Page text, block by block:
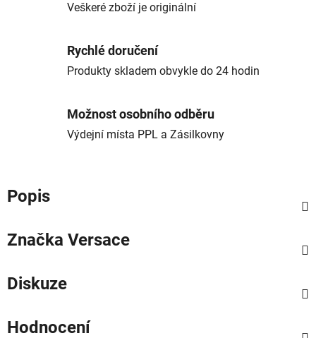
Veškeré zboží je originální
Rychlé doručení
Produkty skladem obvykle do 24 hodin
Možnost osobního odběru
Výdejní místa PPL a Zásilkovny
Popis
Značka Versace
Diskuze
Hodnocení